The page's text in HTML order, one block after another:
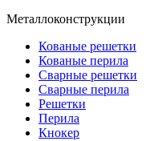
Металлоконструкции
Кованые решетки
Кованые перила
Сварные решетки
Сварные перила
Решетки
Перила
Кнокер